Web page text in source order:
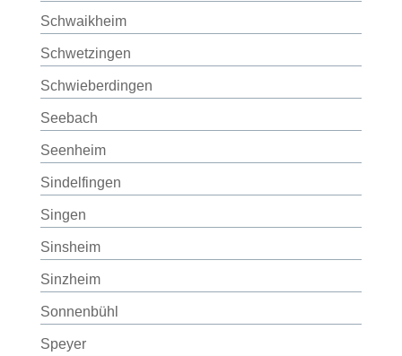
Schwaikheim
Schwetzingen
Schwieberdingen
Seebach
Seenheim
Sindelfingen
Singen
Sinsheim
Sinzheim
Sonnenbühl
Speyer